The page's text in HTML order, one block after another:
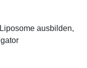
ausbilden,